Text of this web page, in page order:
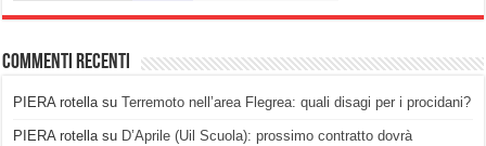
Commenti recenti
PIERA rotellasuTerremoto nell’area Flegrea: quali disagi per i procidani?
PIERA rotellasu D’Aprile (Uil Scuola): prossimo contratto dovrà